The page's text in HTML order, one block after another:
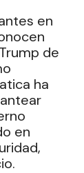
en
de
ha
en